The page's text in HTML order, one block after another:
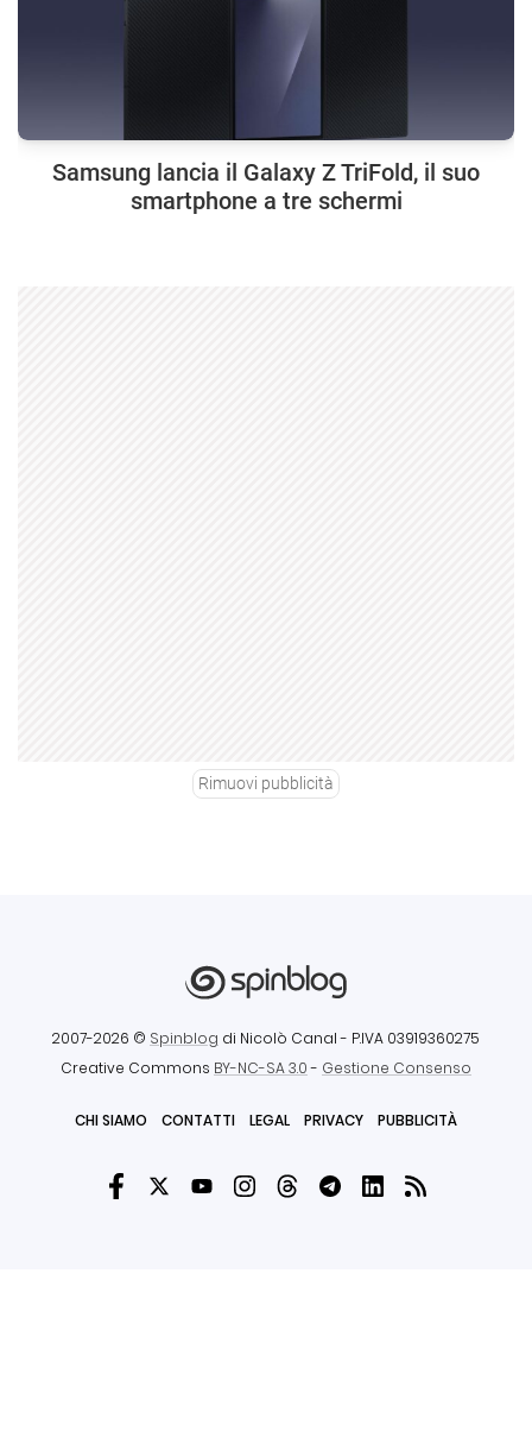
Samsung lancia il Galaxy Z TriFold, il suo
smartphone a tre schermi
Rimuovi pubblicità
2007-2026 © Spinblog di Nicolò Canal - P.IVA 03919360275
Creative Commons BY-NC-SA 3.0- Gestione Consenso
CHI SIAMO CONTATTI LEGAL PRIVACY PUBBLICITÀ